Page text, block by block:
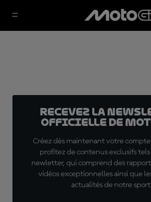
Recevez la
officielle de
Créez dès maintenant votre
profitez de contenus exclusifs
newletter, qui comprend des
vidéos exceptionnelles ainsi que
actualités de notre